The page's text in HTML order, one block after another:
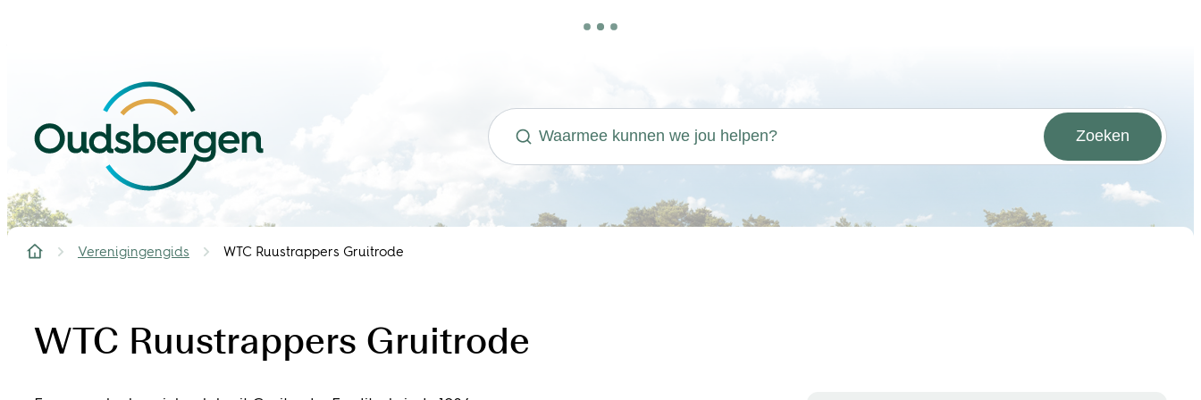
Oudsbergen
Waarmee kunnen we jou helpen?
Zoeken
Startpagina
Verenigingengids WTC Ruustrappers Gruitrode
WTC Ruustrappers Gruitrode